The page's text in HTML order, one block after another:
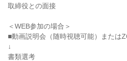
取締役との面接
＜WEB参加の場合＞
■動画説明会（随時視聴可能）または
↓
書類選考